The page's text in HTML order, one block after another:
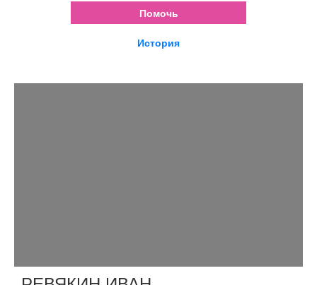
Помочь
История